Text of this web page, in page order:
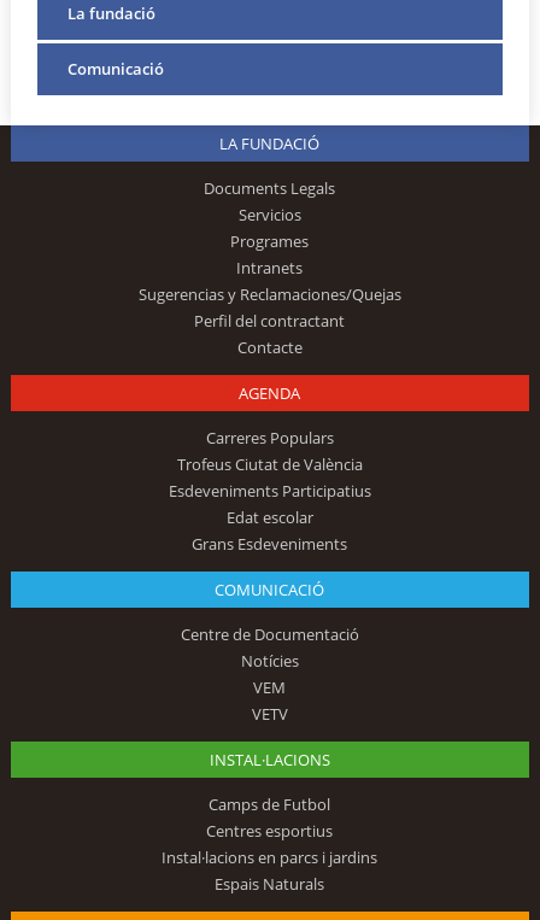
La fundació
Comunicació
LA FUNDACIÓ
Documents Legals
Servicios
Programes
Intranets
Sugerencias y Reclamaciones/Quejas
Perfil del contractant
Contacte
AGENDA
Carreres Populars
Trofeus Ciutat de València
Esdeveniments Participatius
Edat escolar
Grans Esdeveniments
COMUNICACIÓ
Centre de Documentació
Notícies
VEM
VETV
INSTAL·LACIONS
Camps de Futbol
Centres esportius
Instal·lacions en parcs i jardins
Espais Naturals